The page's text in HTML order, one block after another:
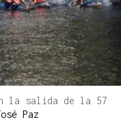
la salida de la 57
Paz